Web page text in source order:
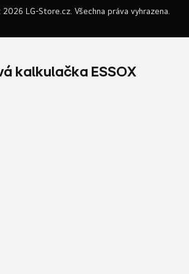
2026 LG-Store.cz . Všechna práva vyhrazena.
kalkulačka ESSOX